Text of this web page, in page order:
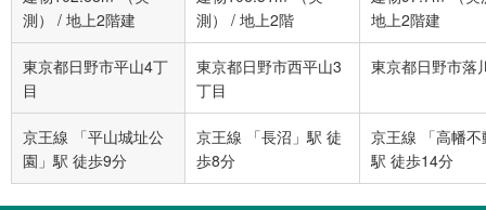
測）
/ 地上2階建
測）
/ 地上2階
地上2階建
東京都日野市平山4丁
目
東京都日野市西平山3
丁目
東京都日野市落
京王線 「平山城址公
園」駅 徒歩9分
京王線 「長沼」駅 徒
歩8分
京王線 「高幡不
駅 徒歩14分